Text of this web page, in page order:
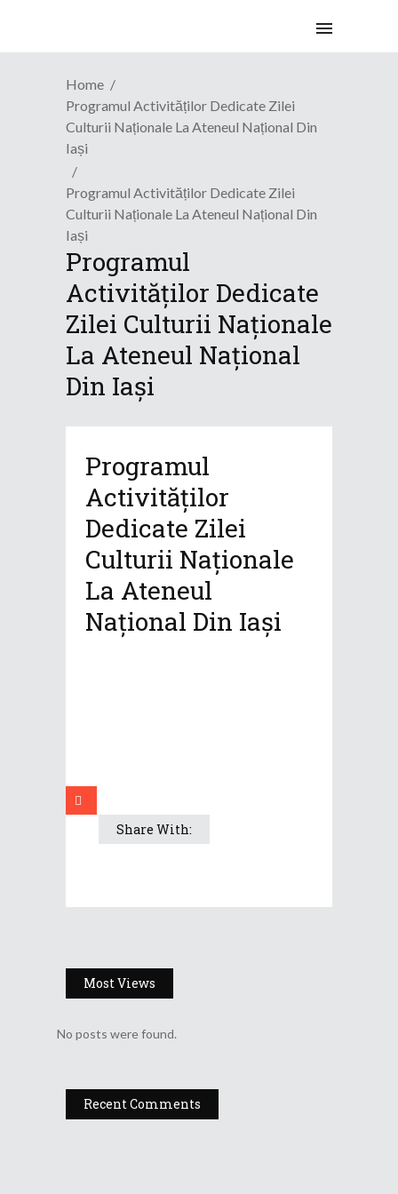
Home
Programul Activităților Dedicate Zilei
Culturii Naționale La Ateneul Național Din
Iași
Programul Activităților Dedicate Zilei
Culturii Naționale La Ateneul Național Din
Iași
Programul
Activităților Dedicate
Zilei Culturii Naționale
La Ateneul Național
Din Iași
Programul
Activităților
Dedicate Zilei
Culturii Naționale
La Ateneul
Național Din Iași
Share With:
Most Views
No posts were found.
Recent Comments